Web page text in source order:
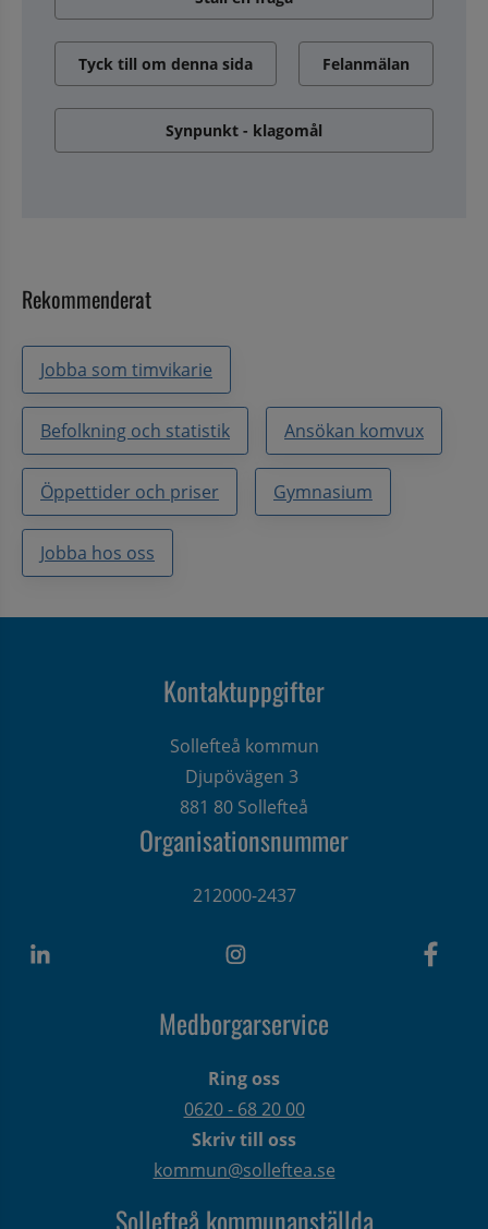
Tyck till om denna sida Felanmälan
Synpunkt - klagomål
Rekommenderat
Jobba som timvikarie
Befolkning och statistik Ansökan komvux
Öppettider och priser Gymnasium
Jobba hos oss
Kontaktuppgifter
Sollefteå kommun
Djupövägen 3
881 80 Sollefteå
Organisationsnummer
212000-2437
Medborgarservice
Ring oss
0620 - 68 20 00
Skriv till oss
kommun@solleftea.se
Sollefteå kommunanställda